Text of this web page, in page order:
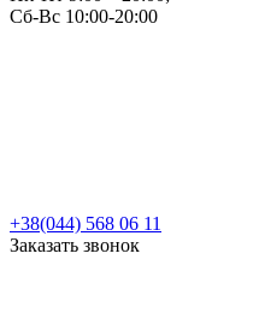
Сб-Вс 10:00-20:00
+38(044) 568 06 11
Заказать звонок